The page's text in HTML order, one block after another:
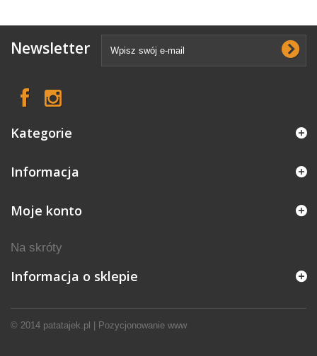
Newsletter
Kategorie
Informacja
© 2014 patatajek.pl Pozycjonowanie www
Moje konto
Na skróty
Informacja o sklepie